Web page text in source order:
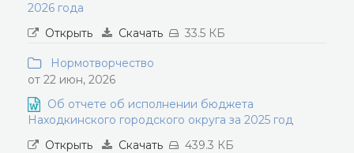
2026 года
Открыть
Скачать 33.5 КБ
Нормотворчество
от 22 июн, 2026
Об отчете об исполнении бюджета
Находкинского городского округа за 2025 год
Открыть
Скачать 439.3 КБ